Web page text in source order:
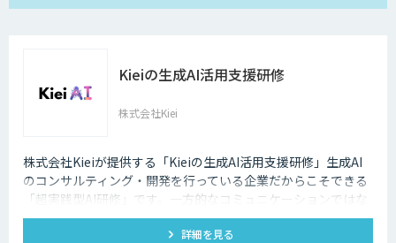
Kieiの生成AI活用支援研修
株式会社Kiei
株式会社Kieiが提供する「Kieiの生成AI活用支援研修」生成AI
のコンサルティング・開発を行っている企業だからこそできる
「超実践型AI研修」です。一方的なコミュニケーションではな
く、ディスカッションを重視しております。
詳細を見る